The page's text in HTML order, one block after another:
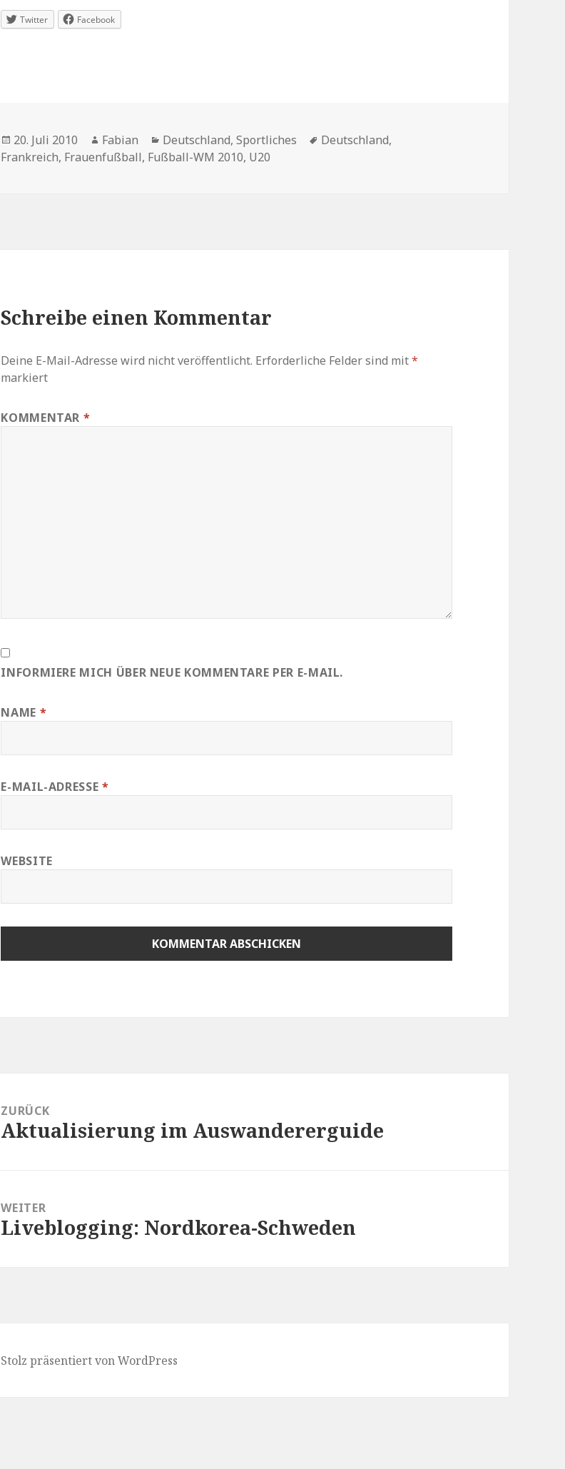
Twitter Facebook
Veröffentlicht
am
20. Juli 2010 Autor
Fabian Kategorien
Deutschland,Sportliches Schlagwörter
Deutschland,
Frankreich, Frauenfußball, Fußball-WM 2010, U20
Schreibe einen Kommentar
Deine E-Mail-Adresse wird nicht veröffentlicht. Erforderliche Felder sind mit*
markiert
KOMMENTAR *
INFORMIERE MICH ÜBER NEUE KOMMENTARE PER E-MAIL.
NAME *
E-MAIL-ADRESSE *
WEBSITE
ZURÜCK
Vorheriger
Aktualisierung im Auswandererguide
WEITER
Nächster
Liveblogging: Nordkorea-Schweden
Stolz präsentiert von WordPress